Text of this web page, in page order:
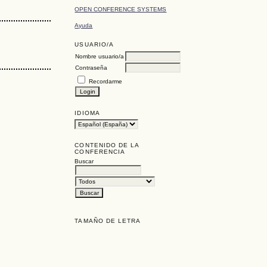
OPEN CONFERENCE SYSTEMS
Ayuda
USUARIO/A
Nombre usuario/a
Contraseña
Recordarme
IDIOMA
CONTENIDO DE LA
CONFERENCIA
Buscar
TAMAÑO DE LETRA